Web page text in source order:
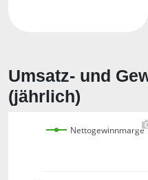
Umsatz- und
(jährlich)
Nettogewinnmarge